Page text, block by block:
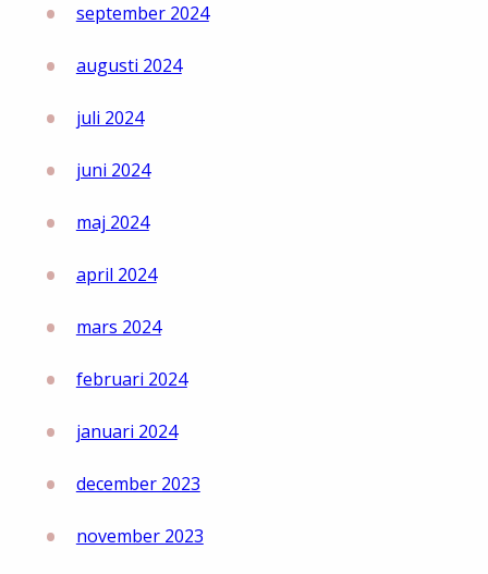
september 2024
augusti 2024
juli 2024
juni 2024
maj 2024
april 2024
mars 2024
februari 2024
januari 2024
december 2023
november 2023